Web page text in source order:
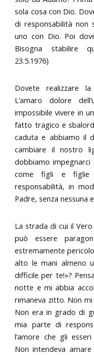
sola cosa con Dio.
di responsabilità non
uno con Dio. Poi
Bisogna stabilire
23.5.1976)
Dovete realizzare
L’amaro dolore
impossibile vivere in
fatto tragico e
caduta e abbiamo il
cambiare il nostro
dobbiamo
come figli e figlie
responsabilità, in
Padre, senza nessuna
La strada di cui il
può essere
estremamente
alto le mani almeno
difficile per te!»?
notte e mi abbia
rimaneva zitto. Non
Non era in grado di
mia parte di
l’amore che gli
Non intendeva